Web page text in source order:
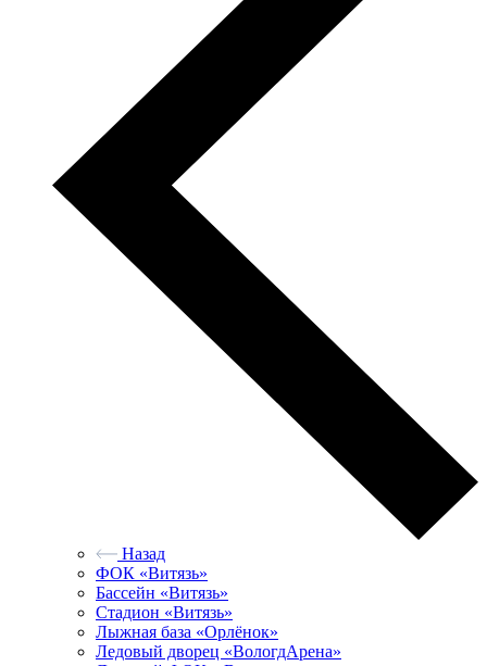
Назад
ФОК «Витязь»
Бассейн «Витязь»
Стадион «Витязь»
Лыжная база «Орлёнок»
Ледовый дворец «ВологдАрена»